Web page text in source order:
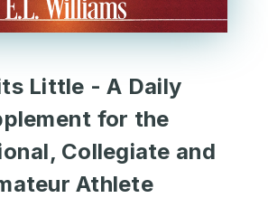
Little - A Daily
for the
Collegiate and
Athlete